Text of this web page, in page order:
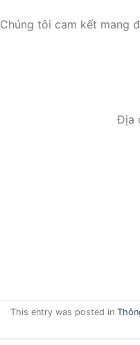
Chúng tôi cam kết mang
Địa
This entry was posted in